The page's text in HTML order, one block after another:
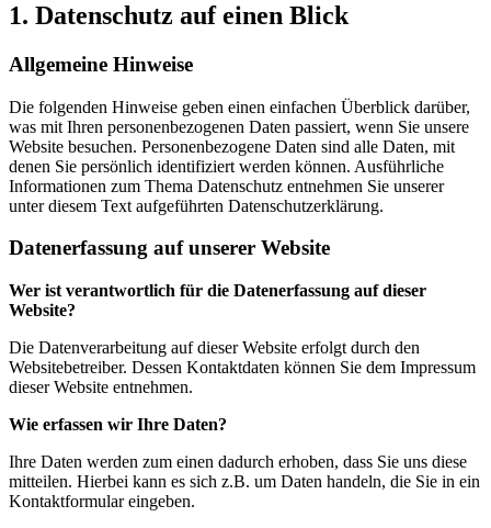
1. Datenschutz auf einen Blick
Allgemeine Hinweise
Die folgenden Hinweise geben einen einfachen Überblick darüber,
was mit Ihren personenbezogenen Daten passiert, wenn Sie unsere
Website besuchen. Personenbezogene Daten sind alle Daten, mit
denen Sie persönlich identifiziert werden können. Ausführliche
Informationen zum Thema Datenschutz entnehmen Sie unserer
unter diesem Text aufgeführten Datenschutzerklärung.
Datenerfassung auf unserer Website
Wer ist verantwortlich für die Datenerfassung auf dieser
Website?
Die Datenverarbeitung auf dieser Website erfolgt durch den
Websitebetreiber. Dessen Kontaktdaten können Sie dem Impressum
dieser Website entnehmen.
Wie erfassen wir Ihre Daten?
Ihre Daten werden zum einen dadurch erhoben, dass Sie uns diese
mitteilen. Hierbei kann es sich z.B. um Daten handeln, die Sie in ein
Kontaktformular eingeben.